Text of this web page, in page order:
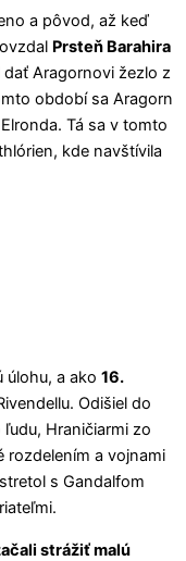
a pôvod, až keď
Prsteň Barahira
Aragornovi žezlo z
období sa Aragorn
Tá sa v tomto
kde navštívila
úlohu, a ako 16.
Odišiel do
Hraničiarmi zo
rozdelením a vojnami
s Gandalfom
strážiť malú